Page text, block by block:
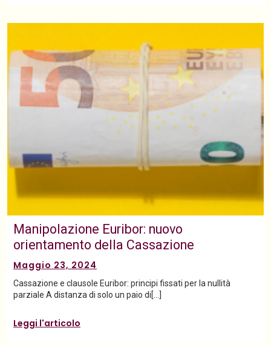
Manipolazione Euribor: nuovo
orientamento della Cassazione
Maggio 23, 2024
Cassazione e clausole Euribor: principi fissati per la nullità
parziale A distanza di solo un paio di[…]
Leggi l'articolo